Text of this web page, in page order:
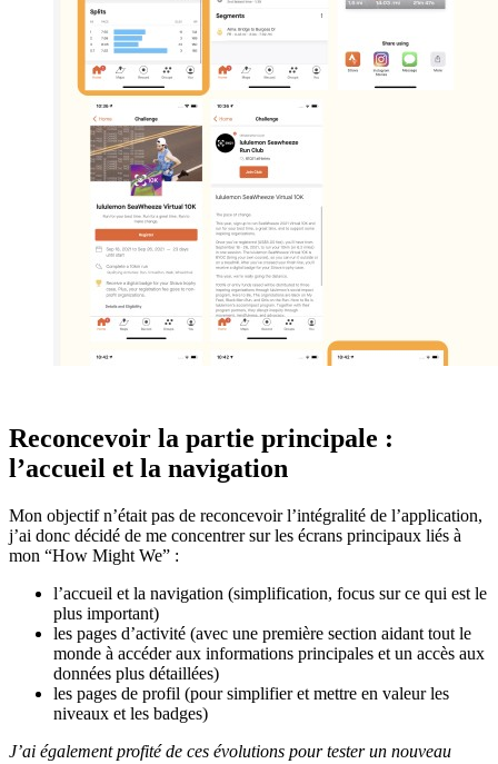
Reconcevoir la partie principale :
l’accueil et la navigation
Mon objectif n’était pas de reconcevoir l’intégralité de l’application,
j’ai donc décidé de me concentrer sur les écrans principaux liés à
mon “How Might We” :
l’accueil et la navigation (simplification, focus sur ce qui est le
plus important)
les pages d’activité (avec une première section aidant tout le
monde à accéder aux informations principales et un accès aux
données plus détaillées)
les pages de profil (pour simplifier et mettre en valeur les
niveaux et les badges)
J’ai également profité de ces évolutions pour tester un nouveau